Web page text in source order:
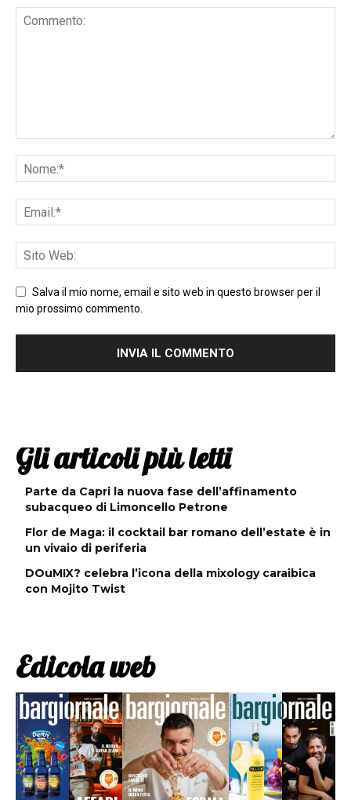
Salva il mio nome, email e sito web in questo browser per il
mio prossimo commento.
Gli articoli più letti
Parte da Capri la nuova fase dell’affinamento
subacqueo di Limoncello Petrone
Flor de Maga: il cocktail bar romano dell’estate è in
un vivaio di periferia
DOuMIX? celebra l’icona della mixology caraibica
con Mojito Twist
Edicola web